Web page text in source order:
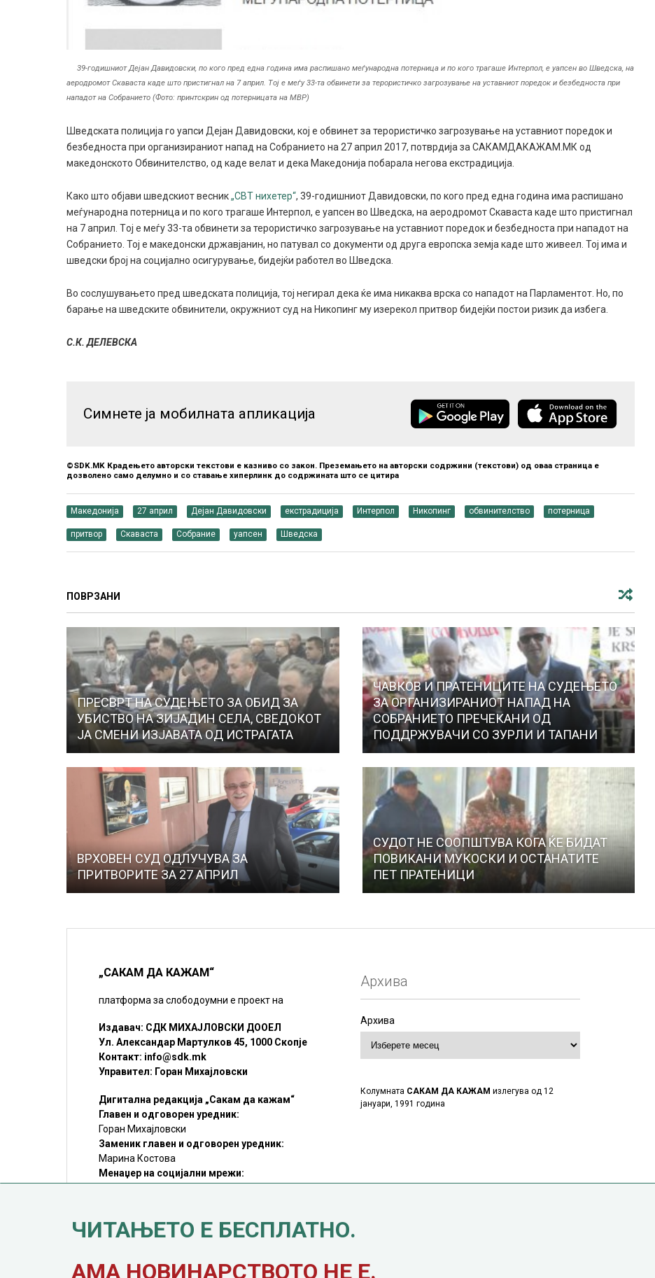
39-годишниот Дејан Давидовски, по кого пред една година има распишано меѓународна потерница и по кого трагаше Интерпол, е уапсен во Шведска, на
аеродромот Скаваста каде што пристигнал на 7 април. Tој е меѓу 33-та обвинети за терористичко загрозување на уставниот поредок и безбедноста при
нападот на Собранието (Фото: принтскрин од потерницата на МВР)
Шведската полиција го уапси Дејан Давидовски, кој е обвинет за терористичко загрозување на уставниот поредок и
безбедноста при организираниот напад на Собранието на 27 април 2017, потврдија за САКАМДАКАЖАМ.МК од
македонското Обвинителство, од каде велат и дека Македонија побарала негова екстрадиција.
Како што објави шведскиот весник„СВТ нихетер“, 39-годишниот Давидовски, по кого пред една година има распишано
меѓународна потерница и по кого трагаше Интерпол, е уапсен во Шведска, на аеродромот Скаваста каде што пристигнал
на 7 април. Tој е меѓу 33-та обвинети за терористичко загрозување на уставниот поредок и безбедноста при нападот на
Собранието. Тој е македонски државјанин, но патувал со документи од друга европска земја каде што живеел. Тој има и
шведски број на социјално осигурување, бидејќи работел во Шведска.
Во сослушувањето пред шведската полиција, тој негирал дека ќе има никаква врска со нападот на Парламентот. Но, по
барање на шведските обвинители, окружниот суд на Никопинг му изерекол притвор бидејќи постои ризик да избега.
С.К. ДЕЛЕВСКА
Симнете ја мобилната апликација
©SDK.MK Крадењето авторски текстови е казниво со закон. Преземањето на авторски содржини (текстови) од оваа страница е
дозволено само делумно и со ставање хиперлинк до содржината што се цитира
Македонија 27 април Дејан Давидовски екстрадиција Интерпол Никопинг обвинителство потерница
притвор Скаваста Собрание уапсен Шведска
ПОВРЗАНИ
ПРЕСВРТ НА СУДЕЊЕТО ЗА ОБИД ЗА
УБИСТВО НА ЗИЈАДИН СЕЛА, СВЕДОКОТ
ЈА СМЕНИ ИЗЈАВАТА ОД ИСТРАГАТА
ЧАВКОВ И ПРАТЕНИЦИТЕ НА СУДЕЊЕТО
ЗА ОРГАНИЗИРАНИОТ НАПАД НА
СОБРАНИЕТО ПРЕЧЕКАНИ ОД
ПОДДРЖУВАЧИ СО ЗУРЛИ И ТАПАНИ
ВРХОВЕН СУД ОДЛУЧУВА ЗА
ПРИТВОРИТЕ ЗА 27 АПРИЛ
СУДОТ НЕ СООПШТУВА КОГА ЌЕ БИДАТ
ПОВИКАНИ МУКОСКИ И ОСТАНАТИТЕ
ПЕТ ПРАТЕНИЦИ
„САКАМ ДА КАЖАМ“
платформа за слободоумни е проект на
Издавач: СДК МИХАЈЛОВСКИ ДООЕЛ
Ул. Александар Мартулков 45, 1000 Скопје
Контакт: info@sdk.mk
Управител: Горан Михајловски
Дигитална редакција „Сакам да кажам“
Главен и одговорен уредник:
Горан Михајловски
Заменик главен и одговорен уредник:
Марина Костова
Менаџер на социјални мрежи:
©SDK.MK Крадењето авторски текстови е казниво со закон.
Преземањето на авторски содржини (текстови) од оваа
Архива
Архива
Колумната САКАМ ДА КАЖАМ излегува од 12
јануари, 1991 година
ЧИТАЊЕТО Е БЕСПЛАТНО.
АМА НОВИНАРСТВОТО НЕ Е.